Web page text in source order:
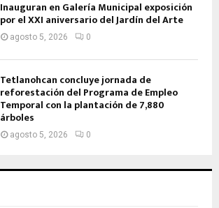
Inauguran en Galería Municipal exposición
por el XXI aniversario del Jardín del Arte
agosto 5, 2026 0
Tetlanohcan concluye jornada de
reforestación del Programa de Empleo
Temporal con la plantación de 7,880
árboles
agosto 5, 2026 0